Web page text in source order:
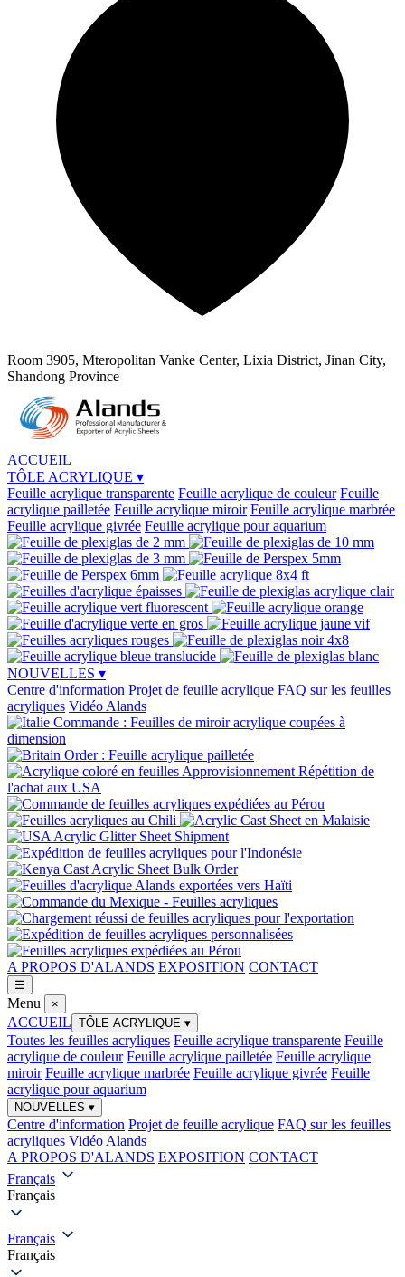
Room 3905, Mteropolitan Vanke Center, Lixia District, Jinan City,
Shandong Province
ACCUEIL
TÔLE ACRYLIQUE ▾
Feuille acrylique transparente Feuille acrylique de couleur Feuille
acrylique pailletée Feuille acrylique miroir Feuille acrylique marbrée
Feuille acrylique givrée Feuille acrylique pour aquarium
NOUVELLES ▾
Centre d'information Projet de feuille acrylique FAQ sur les feuilles
acryliques Vidéo Alands
A PROPOS D'ALANDS EXPOSITION CONTACT
☰
Menu ×
ACCUEIL TÔLE ACRYLIQUE ▾
Toutes les feuilles acryliques Feuille acrylique transparente Feuille
acrylique de couleur Feuille acrylique pailletée Feuille acrylique
miroir Feuille acrylique marbrée Feuille acrylique givrée Feuille
acrylique pour aquarium
NOUVELLES ▾
Centre d'information Projet de feuille acrylique FAQ sur les feuilles
acryliques Vidéo Alands
A PROPOS D'ALANDS EXPOSITION CONTACT
Français
Français
Français
Français